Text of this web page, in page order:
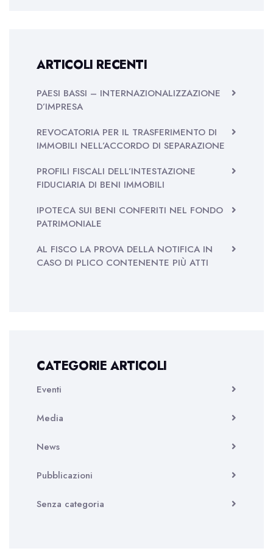
ARTICOLI RECENTI
PAESI BASSI – INTERNAZIONALIZZAZIONE
D’IMPRESA
REVOCATORIA PER IL TRASFERIMENTO DI
IMMOBILI NELL’ACCORDO DI SEPARAZIONE
PROFILI FISCALI DELL’INTESTAZIONE
FIDUCIARIA DI BENI IMMOBILI
IPOTECA SUI BENI CONFERITI NEL FONDO
PATRIMONIALE
AL FISCO LA PROVA DELLA NOTIFICA IN
CASO DI PLICO CONTENENTE PIÙ ATTI
CATEGORIE ARTICOLI
Eventi
Media
News
Pubblicazioni
Senza categoria